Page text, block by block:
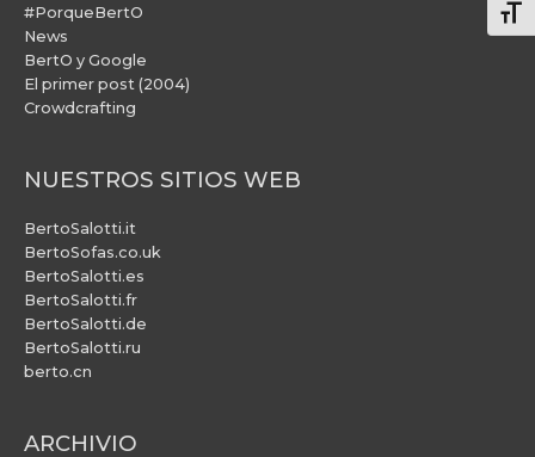
#PorqueBertO
News
BertO y Google
El primer post (2004)
Crowdcrafting
NUESTROS SITIOS WEB
BertoSalotti.it
BertoSofas.co.uk
BertoSalotti.es
BertoSalotti.fr
BertoSalotti.de
BertoSalotti.ru
berto.cn
ARCHIVIO
ARCHIVIO